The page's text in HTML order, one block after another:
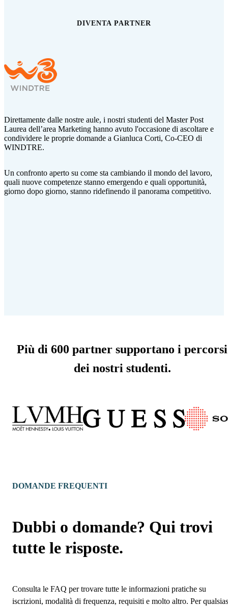
DIVENTA PARTNER
Direttamente dalle nostre aule, i nostri studenti del Master Post
Laurea dell’area Marketing hanno avuto l'occasione di ascoltare e
condividere le proprie domande a Gianluca Corti, Co-CEO di
WINDTRE.
Un confronto aperto su come sta cambiando il mondo del lavoro,
quali nuove competenze stanno emergendo e quali opportunità,
giorno dopo giorno, stanno ridefinendo il panorama competitivo.
Più di 600 partner supportano i percorsi
dei nostri studenti.
DOMANDE FREQUENTI
Dubbi o domande? Qui trovi
tutte le risposte.
Consulta le FAQ per trovare tutte le informazioni pratiche su
iscrizioni, modalità di frequenza, requisiti e molto altro. Per